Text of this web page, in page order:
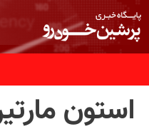
استون